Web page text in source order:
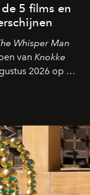
5 films en
Whisper Man
van Knokke
2026 op de